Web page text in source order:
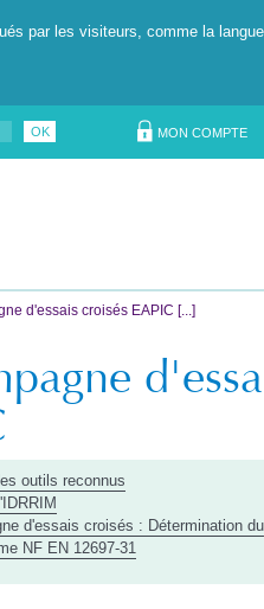
par les visiteurs, comme la
OK MON COMPTE
d'essais croisés EAPIC [...]
outils reconnus
d'essais croisés : Détermination du
NF EN 12697-31